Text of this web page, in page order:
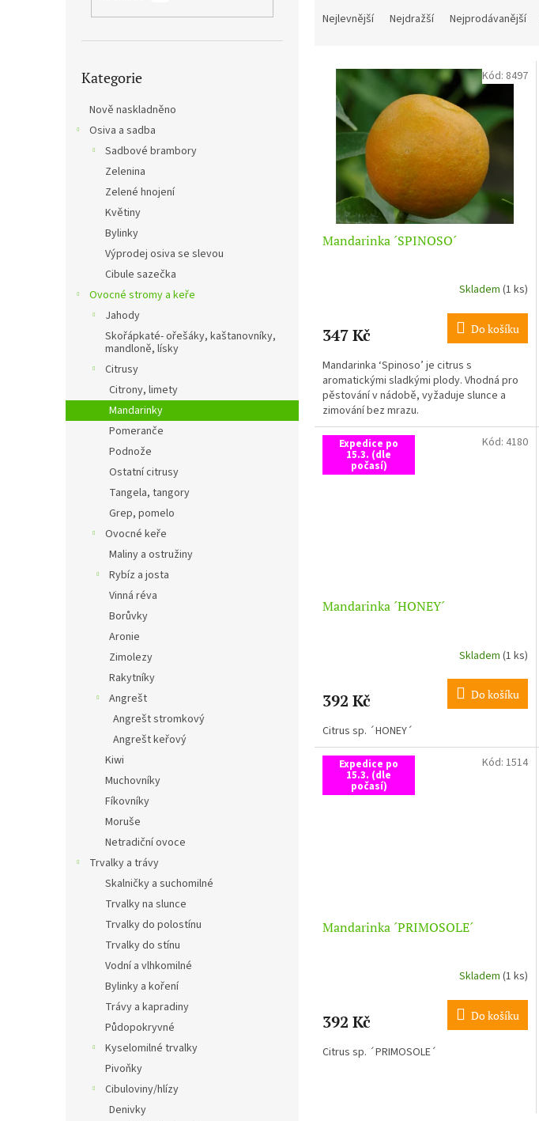
kategorie
Kategorie
Nově naskladněno
Osiva a sadba
Sadbové brambory
Zelenina
Zelené hnojení
Květiny
Bylinky
Výprodej osiva se slevou
Cibule sazečka
Ovocné stromy a keře
Jahody
Skořápkaté- ořešáky, kaštanovníky,
mandloně, lísky
Citrusy
Citrony, limety
Mandarinky
Pomeranče
Podnože
Ostatní citrusy
Tangela, tangory
Grep, pomelo
Ovocné keře
Maliny a ostružiny
Rybíz a josta
Vinná réva
Borůvky
Aronie
Zimolezy
Rakytníky
Angrešt
Angrešt stromkový
Angrešt keřový
Kiwi
Muchovníky
Fíkovníky
Moruše
Netradiční ovoce
Trvalky a trávy
Skalničky a suchomilné
Trvalky na slunce
Trvalky do polostínu
Trvalky do stínu
Vodní a vlhkomilné
Bylinky a koření
Trávy a kapradiny
Půdopokryvné
Kyselomilné trvalky
Pivoňky
Cibuloviny/hlízy
Denivky
Nejlevnější Nejdražší Nejprodávanější
Mandarinka ´SPINOSO´
Skladem (1 ks)
347 Kč Do košíku
Mandarinka ‘Spinoso’ je citrus s
aromatickými sladkými plody. Vhodná pro
pěstování v nádobě, vyžaduje slunce a
zimování bez mrazu.
Kód: 8497
Expedice po
15.3. (dle
počasí)
Mandarinka ´HONEY´
Skladem (1 ks)
392 Kč Do košíku
Citrus sp. ´HONEY´
Kód: 4180
Expedice po
15.3. (dle
počasí)
Mandarinka ´PRIMOSOLE´
Skladem (1 ks)
392 Kč Do košíku
Citrus sp. ´PRIMOSOLE´
Kód: 1514